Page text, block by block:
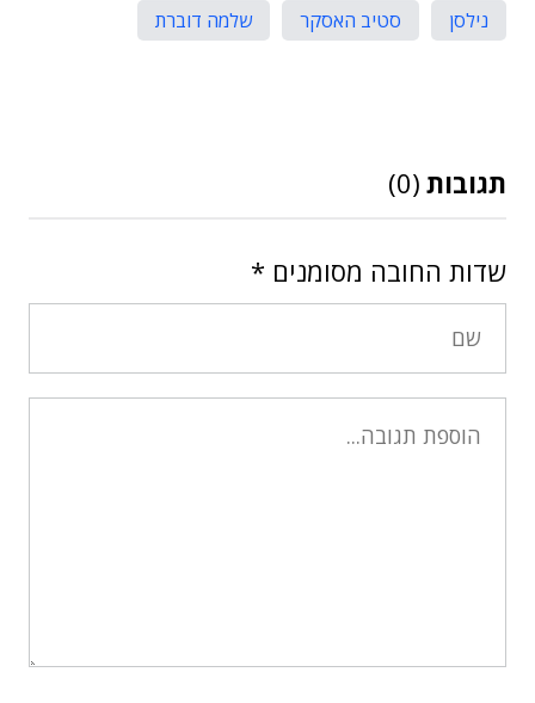
נילסן סטיב האסקר שלמה דוברת
תגובות (0)
שדות החובה מסומנים *